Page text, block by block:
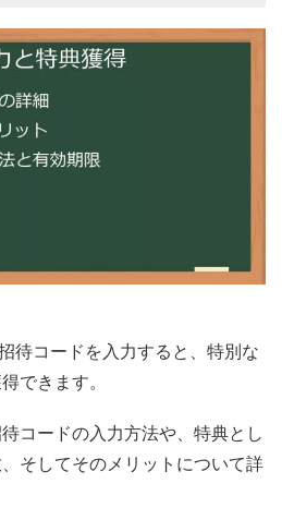
待コードを入力すると、特別な
できます。
コードの入力方法や、特典とし
そしてそのメリットについて詳